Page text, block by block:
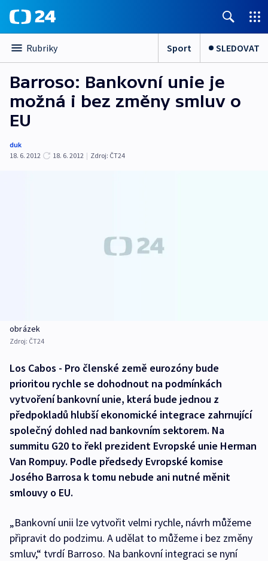
Rubriky Sport SLEDOVAT
Barroso: Bankovní unie je
možná i bez změny smluv o
EU
duk
18. 6. 2012
18. 6. 2012 | Zdroj: ČT24
obrázek
Zdroj: ČT24
Los Cabos - Pro členské země eurozóny bude
prioritou rychle se dohodnout na podmínkách
vytvoření bankovní unie, která bude jednou z
předpokladů hlubší ekonomické integrace zahrnující
společný dohled nad bankovním sektorem. Na
summitu G20 to řekl prezident Evropské unie Herman
Van Rompuy. Podle předsedy Evropské komise
Josého Barrosa k tomu nebude ani nutné měnit
smlouvy o EU.
„Bankovní unii lze vytvořit velmi rychle, návrh můžeme
připravit do podzimu. A udělat to můžeme i bez změny
smluv,“ tvrdí Barroso. Na bankovní integraci se nyní